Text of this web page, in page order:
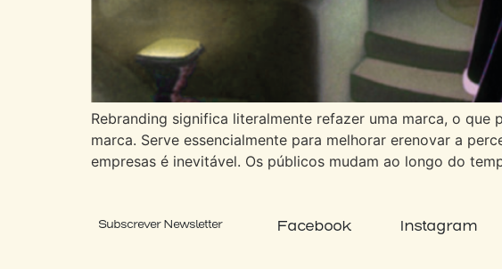
Rebranding significa literalmente refazer uma marca, o
marca. Serve essencialmente para melhorar erenovar a
empresas é inevitável. Os públicos mudam ao longo do
Subscrever Newsletter Facebook Instagram